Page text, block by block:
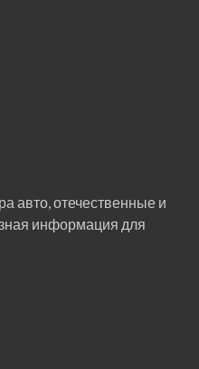
авто, отечественные и
информация для